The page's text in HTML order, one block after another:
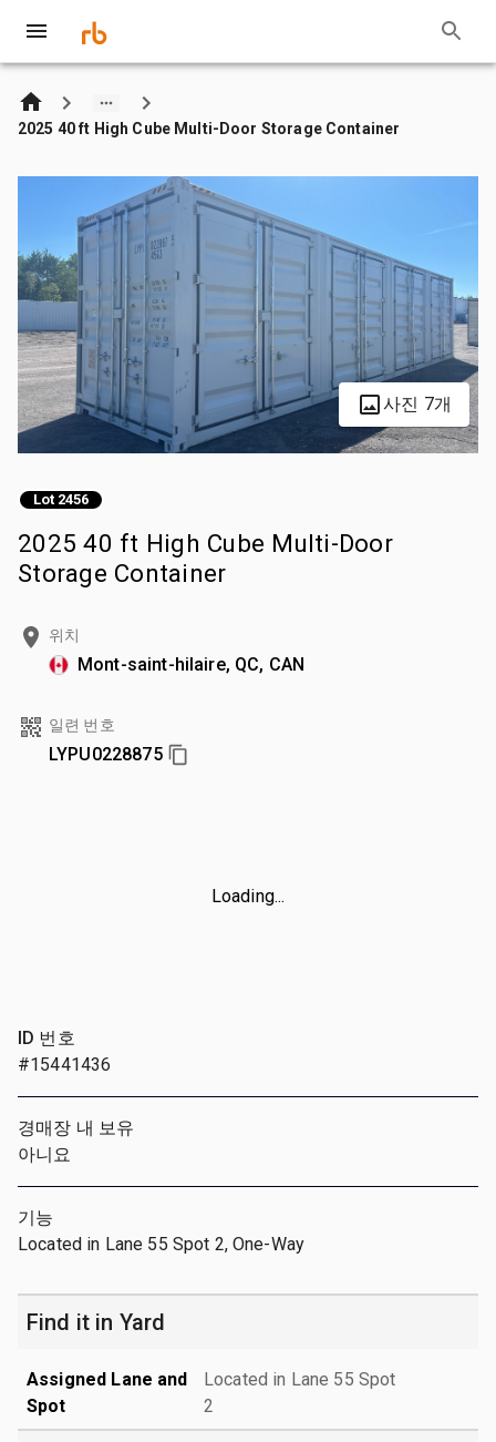
2025 40 ft High Cube Multi-Door Storage Container
사진 7개
Lot 2456
2025 40 ft High Cube Multi-Door
Storage Container
위치
Mont-saint-hilaire, QC, CAN
일련 번호
LYPU0228875
Loading...
ID 번호
#15441436
경매장 내 보유
아니요
기능
Located in Lane 55 Spot 2, One-Way
Find it in Yard
Assigned Lane and
Spot
Located in Lane 55 Spot
2